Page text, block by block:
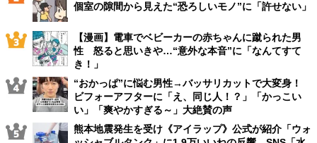
個室の隙間から見えた“恐ろしいモノ”に「許せない」
【漫画】電車でベビーカーの赤ちゃんに蹴られた男
性 怒ると思いきや…“意外な本音”に「なんてすて
き！」
“おかっぱ”に悩む男性→バッサリカットで大変身！
ビフォーアフターに「え、同じ人！？」「かっこい
い」「爽やかすぎる～」大絶賛の声
熊本地震発生を受け《アイラップ》公式が紹介「ウォ